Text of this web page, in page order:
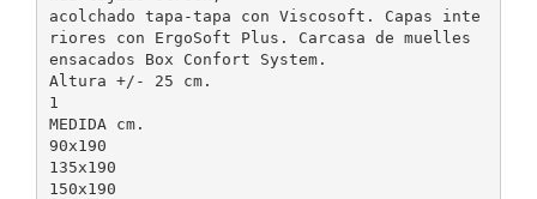
acolchado tapa-tapa con Viscosoft. Capas inte
riores con ErgoSoft Plus. Carcasa de muelles
ensacados Box Confort System.
Altura +/- 25 cm.
1
MEDIDA cm.
90x190
135x190
150x190